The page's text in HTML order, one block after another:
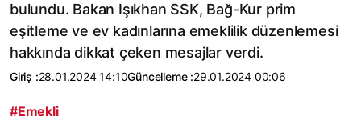
bulundu. Bakan Işıkhan SSK, Bağ-Kur prim
eşitleme ve ev kadınlarına emeklilik düzenlemesi
hakkında dikkat çeken mesajlar verdi.
Giriş :28.01.2024 14:10Güncelleme :29.01.2024 00:06
#Emekli